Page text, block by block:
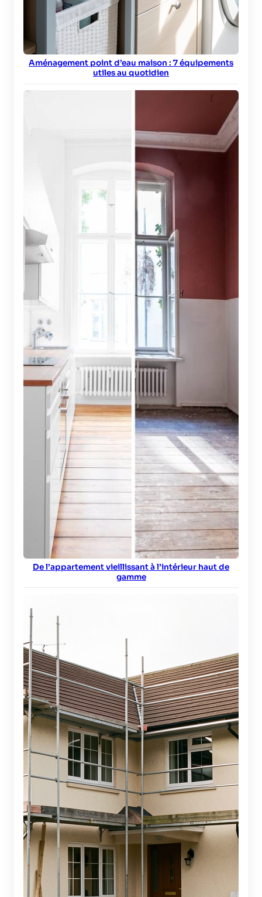
Aménagement point d’eau maison : 7 équipements
utiles au quotidien
De l’appartement vieillissant à l’intérieur haut de
gamme